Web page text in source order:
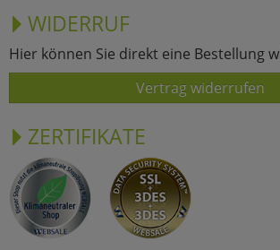
WIDERRUF
Hier können Sie direkt eine Bestellung
Vertrag widerrufen
ZERTIFIKATE
Marketing
Cookies
Cookies
Einstellungen speichern
zurück